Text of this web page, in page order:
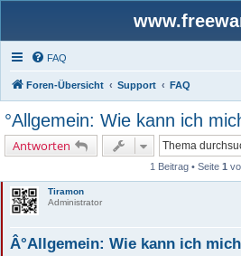
FAQ
Foren-Übersicht Support FAQ
°Allgemein: Wie kann ich
Antworten
1 Beitrag • Seite 1
Tiramon
Administrator
Â°Allgemein: Wie kann ich